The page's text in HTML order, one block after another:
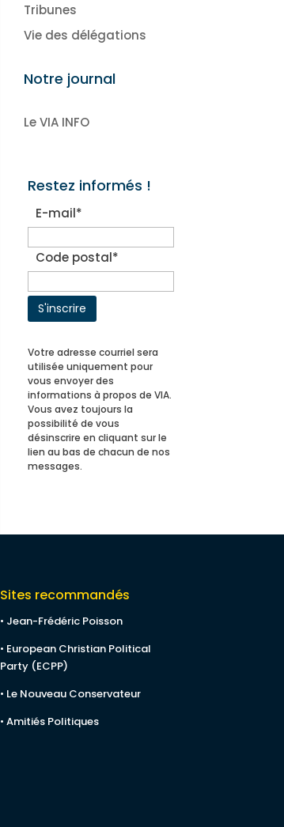
Tribunes
Vie des délégations
Notre journal
Le VIA INFO
Restez informés !
E-mail*
Code postal*
Votre adresse courriel sera
utilisée uniquement pour
vous envoyer des
informations à propos de VIA.
Vous avez toujours la
possibilité de vous
désinscrire en cliquant sur le
lien au bas de chacun de nos
messages.
Sites recommandés
• Jean-Frédéric Poisson
• European Christian Political
Party (ECPP)
• Le Nouveau Conservateur
• Amitiés Politiques